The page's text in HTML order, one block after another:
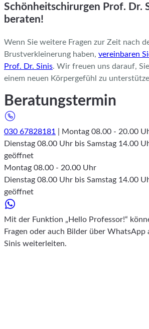
Schönheitschirurgen Prof. Dr.
beraten!
Wenn Sie weitere Fragen zur Zeit nach
Brustverkleinerung haben, vereinbaren
Prof. Dr. Sinis. Wir freuen uns darauf,
einem neuen Körpergefühl zu
Beratungstermin
030 67828181
| Montag 08.00 - 20.00
Dienstag 08.00 Uhr bis Samstag 14.00
geöffnet
Montag 08.00 - 20.00 Uhr
Dienstag 08.00 Uhr bis Samstag 14.00
geöffnet
Mit der Funktion „Hello Professor!“
Fragen oder auch Bilder über WhatsApp
Sinis weiterleiten.